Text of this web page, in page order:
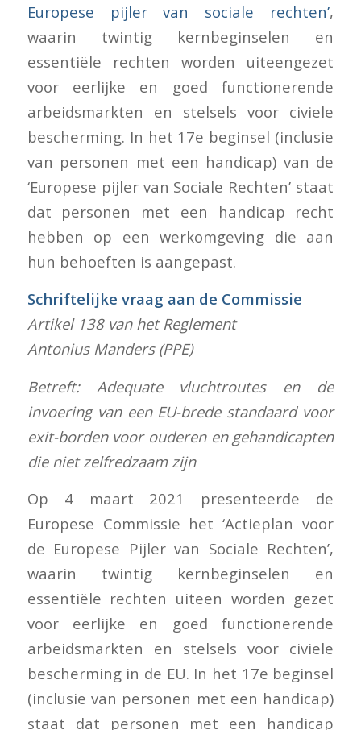
Europese pijler van sociale rechten’,
waarin twintig kernbeginselen en
essentiële rechten worden uiteengezet
voor eerlijke en goed functionerende
arbeidsmarkten en stelsels voor civiele
bescherming. In het 17e beginsel (inclusie
van personen met een handicap) van de
‘Europese pijler van Sociale Rechten’ staat
dat personen met een handicap recht
hebben op een werkomgeving die aan
hun behoeften is aangepast.
Schriftelijke vraag aan de Commissie
Artikel 138 van het Reglement
Antonius Manders (PPE)
Betreft: Adequate vluchtroutes en de
invoering van een EU-brede standaard voor
exit-borden voor ouderen en gehandicapten
die niet zelfredzaam zijn
Op 4 maart 2021 presenteerde de
Europese Commissie het ‘Actieplan voor
de Europese Pijler van Sociale Rechten’,
waarin twintig kernbeginselen en
essentiële rechten uiteen worden gezet
voor eerlijke en goed functionerende
arbeidsmarkten en stelsels voor civiele
bescherming in de EU. In het 17e beginsel
(inclusie van personen met een handicap)
staat dat personen met een handicap